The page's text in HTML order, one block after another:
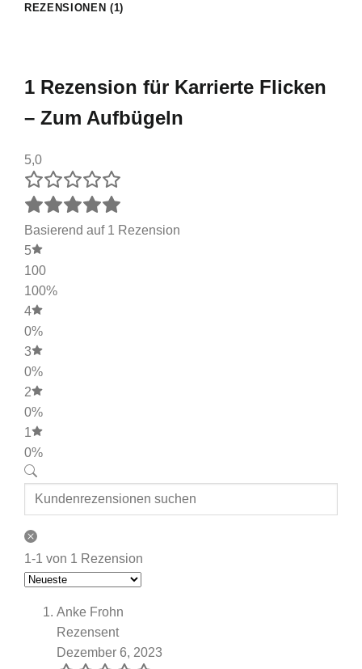
REZENSIONEN (1)
1 Rezension für Karrierte Flicken
– Zum Aufbügeln
5,0
Basierend auf 1 Rezension
5
100
100%
4
0%
3
0%
2
0%
1
0%
1-1 von 1 Rezension
Anke Frohn
Rezensent
Dezember 6, 2023